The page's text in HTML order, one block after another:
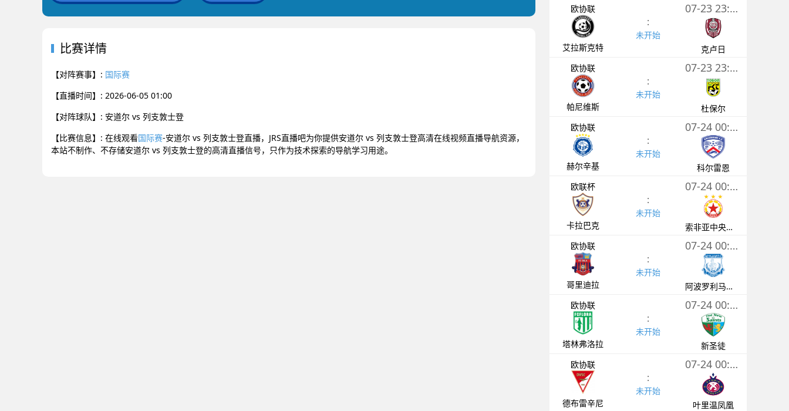
比赛详情
【对阵赛事】: 国际赛
【直播时间】: 2026-06-05 01:00
【对阵球队】: 安道尔 vs 列支敦士登
【比赛信息】: 在线观看国际赛-安道尔 vs 列支敦士登直播，JRS直播吧为你提供安道尔 vs 列支敦士登高清在线视频直播导航资源，
本站不制作、不存储安道尔 vs 列支敦士登的高清直播信号，只作为技术探索的导航学习用途。
欧协联
艾拉斯克特
:
未开始
07-23 23:00
克卢日
欧协联
帕尼维斯
:
未开始
07-23 23:30
杜保尔
欧协联
赫尔辛基
:
未开始
07-24 00:00
科尔雷恩
欧联杯
卡拉巴克
:
未开始
07-24 00:00
索非亚中央陆军
欧协联
哥里迪拉
:
未开始
07-24 00:00
阿波罗利马索尔
欧协联
塔林弗洛拉
:
未开始
07-24 00:00
新圣徒
欧协联
德布雷辛尼
:
未开始
07-24 00:00
叶里温凤凰